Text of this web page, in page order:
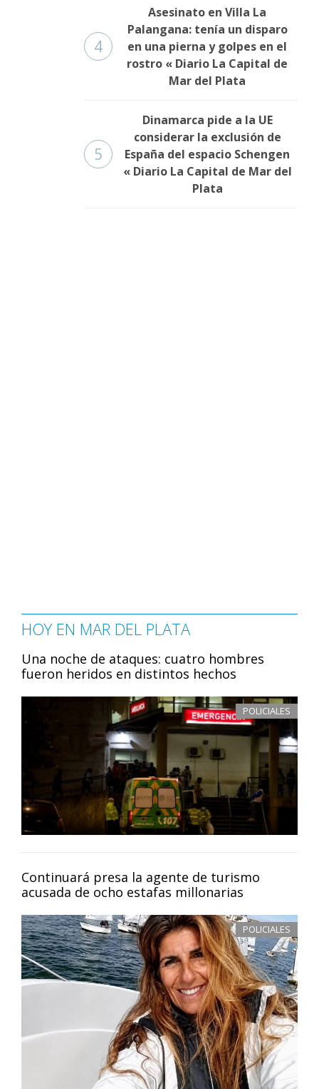
4
Asesinato en Villa La
Palangana: tenía un disparo
en una pierna y golpes en el
rostro « Diario La Capital de
Mar del Plata
5
Dinamarca pide a la UE
considerar la exclusión de
España del espacio Schengen
« Diario La Capital de Mar del
Plata
HOY EN MAR DEL PLATA
Una noche de ataques: cuatro hombres
fueron heridos en distintos hechos
POLICIALES
Continuará presa la agente de turismo
acusada de ocho estafas millonarias
POLICIALES